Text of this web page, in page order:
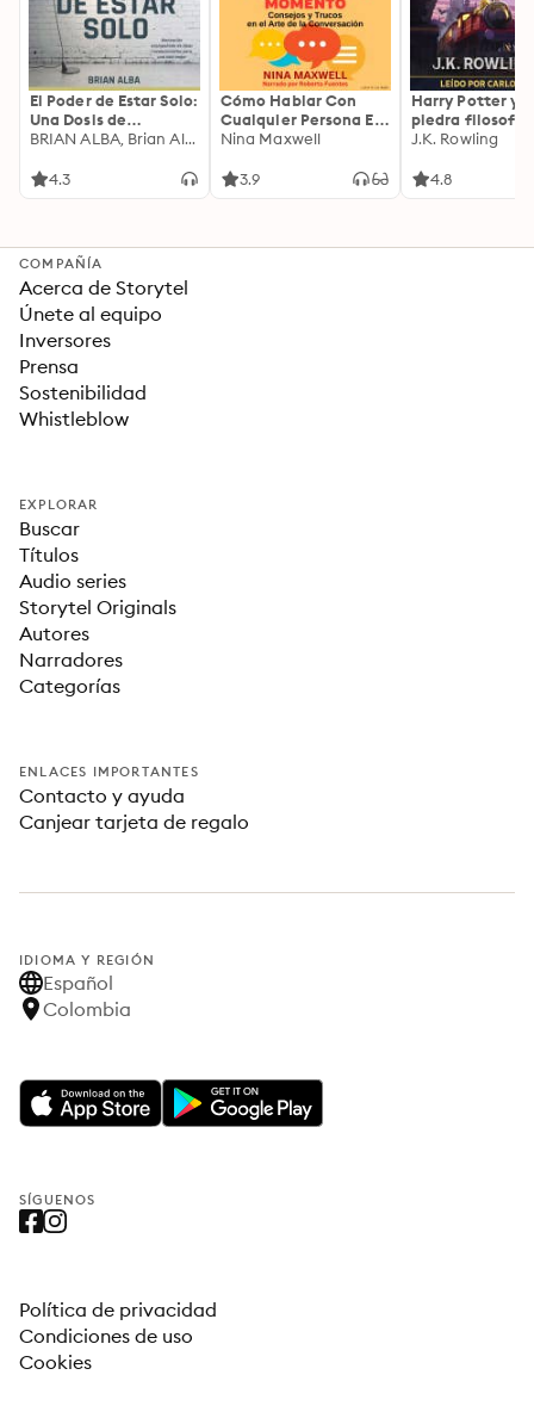
El Poder de Estar Solo:
Una Dosis de
Motivación
Ideas Revolucionarias
BRIAN ALBA, Brian Alba
4.3
Cómo Hablar Con
Cualquier Persona En
Cualquier Lugar Y En
Nina Maxwell
3.9
Harry Potter y
piedra filosofal
J.K. Rowling
4.8
COMPAÑÍA
Acerca de Storytel
Únete al equipo
Inversores
Prensa
Sostenibilidad
Whistleblow
EXPLORAR
Buscar
Títulos
Audio series
Storytel Originals
Autores
Narradores
Categorías
ENLACES IMPORTANTES
Contacto y ayuda
Canjear tarjeta de regalo
IDIOMA Y REGIÓN
Español
Colombia
SÍGUENOS
Política de privacidad
Condiciones de uso
Cookies